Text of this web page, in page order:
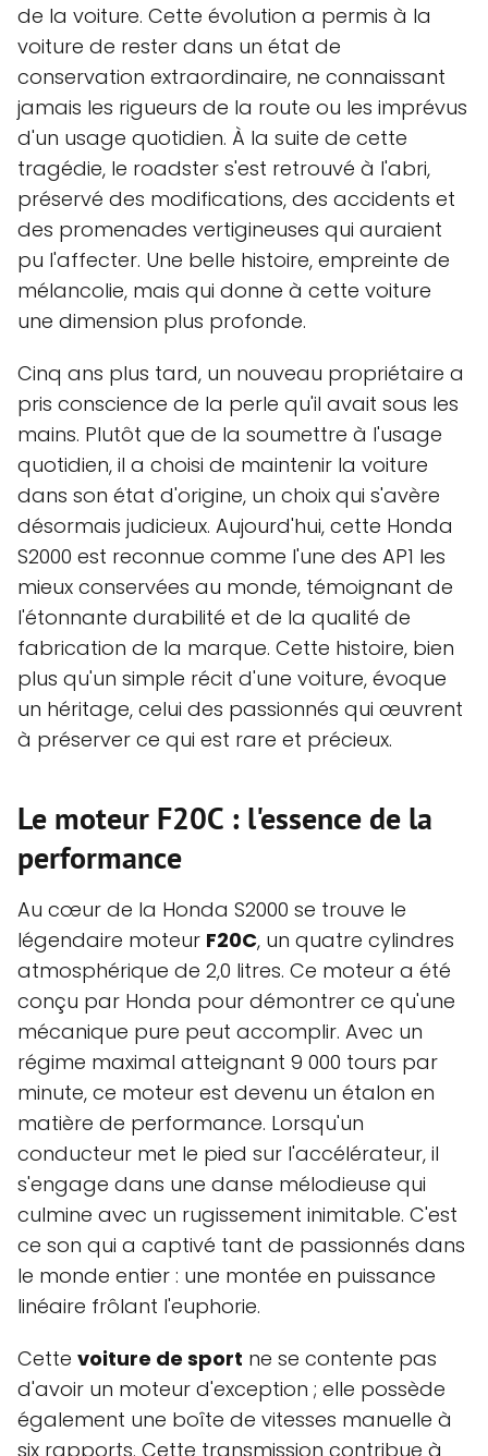
de la voiture. Cette évolution a permis à la
voiture de rester dans un état de
conservation extraordinaire, ne connaissant
jamais les rigueurs de la route ou les imprévus
d'un usage quotidien. À la suite de cette
tragédie, le roadster s'est retrouvé à l'abri,
préservé des modifications, des accidents et
des promenades vertigineuses qui auraient
pu l'affecter. Une belle histoire, empreinte de
mélancolie, mais qui donne à cette voiture
une dimension plus profonde.
Cinq ans plus tard, un nouveau propriétaire a
pris conscience de la perle qu'il avait sous les
mains. Plutôt que de la soumettre à l'usage
quotidien, il a choisi de maintenir la voiture
dans son état d'origine, un choix qui s'avère
désormais judicieux. Aujourd'hui, cette Honda
S2000 est reconnue comme l'une des AP1 les
mieux conservées au monde, témoignant de
l'étonnante durabilité et de la qualité de
fabrication de la marque. Cette histoire, bien
plus qu'un simple récit d'une voiture, évoque
un héritage, celui des passionnés qui œuvrent
à préserver ce qui est rare et précieux.
Le moteur F20C : l'essence de la
performance
Au cœur de la Honda S2000 se trouve le
légendaire moteur F20C, un quatre cylindres
atmosphérique de 2,0 litres. Ce moteur a été
conçu par Honda pour démontrer ce qu'une
mécanique pure peut accomplir. Avec un
régime maximal atteignant 9 000 tours par
minute, ce moteur est devenu un étalon en
matière de performance. Lorsqu'un
conducteur met le pied sur l'accélérateur, il
s'engage dans une danse mélodieuse qui
culmine avec un rugissement inimitable. C'est
ce son qui a captivé tant de passionnés dans
le monde entier : une montée en puissance
linéaire frôlant l'euphorie.
Cette voiture de sport ne se contente pas
d'avoir un moteur d'exception ; elle possède
également une boîte de vitesses manuelle à
six rapports. Cette transmission contribue à